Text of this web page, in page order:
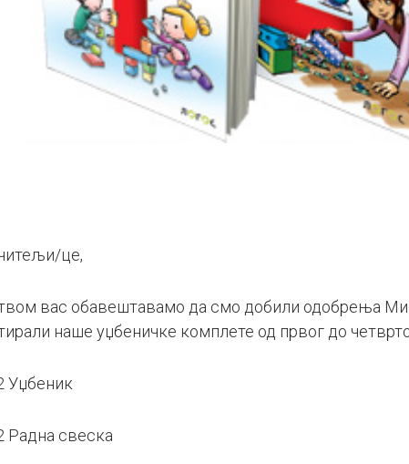
це,
вас обавештавамо да смо добили одобрења
наше уџбеничке комплете од првог до
Уџбеник
Радна свеска